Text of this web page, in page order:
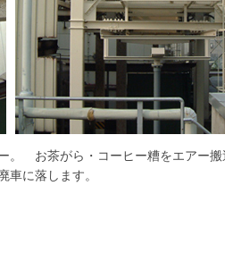
お茶がら・コーヒー糟をエアー搬
に落します。